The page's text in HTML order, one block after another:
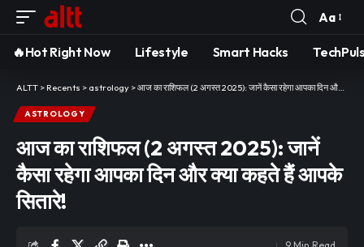
Font
Resizer
Aa
🔥Hot Right Now Lifestyle Smart Hacks
ALTT > Recents > astrology >आज का राशिफल (2 अगस्त 2025): जानें कैसा रहेगा आपका दिन और क्या कहते हैं आपके सितारे!
ASTROLOGY
आज का राशिफल (2 अगस्त 2025): जानें
कैसा रहेगा आपका दिन और क्या कहते हैं आपके
सितारे!